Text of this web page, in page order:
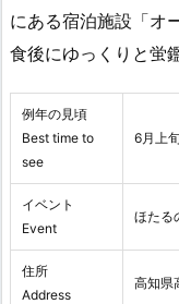
にある宿泊施設「オ
食後にゆっくりと蛍
例年の見頃
Best time to
see
6月上
イベント
Event
ほたる
住所
Address
高知県